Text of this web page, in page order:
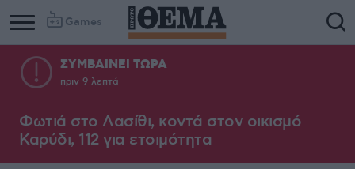
Games
ΣΥΜΒΑΙΝΕΙ ΤΩΡΑ
πριν 9 λεπτά
Φωτιά στο Λασίθι, κοντά στον οικισμό
Καρύδι, 112 για ετοιμότητα